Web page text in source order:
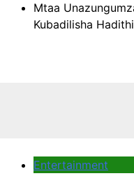
Mtaa
Kubadilisha
Entertainment